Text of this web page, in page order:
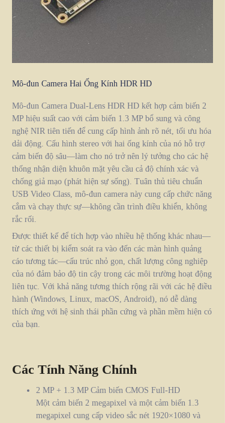
Mô-đun Camera Hai Ống Kính HDR HD
Mô-đun Camera Dual-Lens HDR HD kết hợp cảm biến 2
MP hiệu suất cao với cảm biến 1.3 MP bổ sung và công
nghệ NIR tiên tiến để cung cấp hình ảnh rõ nét, tối ưu hóa
dải động. Cấu hình stereo với hai ống kính của nó hỗ trợ
cảm biến độ sâu—làm cho nó trở nên lý tưởng cho các hệ
thống nhận diện khuôn mặt yêu cầu cả độ chính xác và
chống giả mạo (phát hiện sự sống). Tuân thủ tiêu chuẩn
USB Video Class, mô-đun camera này cung cấp chức năng
cắm và chạy thực sự—không cần trình điều khiển, không
rắc rối.
Được thiết kế để tích hợp vào nhiều hệ thống khác nhau—
từ các thiết bị kiểm soát ra vào đến các màn hình quảng
cáo tương tác—cấu trúc nhỏ gọn, chất lượng công nghiệp
của nó đảm bảo độ tin cậy trong các môi trường hoạt động
liên tục. Với khả năng tương thích rộng rãi với các hệ điều
hành (Windows, Linux, macOS, Android), nó dễ dàng
thích ứng với hệ sinh thái phần cứng và phần mềm hiện có
của bạn.
Các Tính Năng Chính
2 MP + 1.3 MP Cảm biến CMOS Full-HD
Một cảm biến 2 megapixel và một cảm biến 1.3
megapixel cung cấp video sắc nét 1920×1080 và